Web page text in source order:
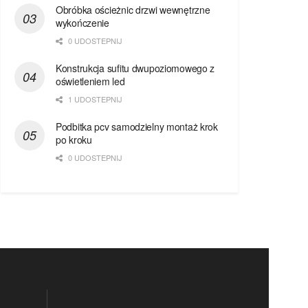
Obróbka ościeżnic drzwi wewnętrzne
wykończenie
0 UDOSTEPNIJ
Konstrukcja sufitu dwupoziomowego z
oświetleniem led
1 UDOSTEPNIJ
Podbitka pcv samodzielny montaż krok
po kroku
0 UDOSTEPNIJ